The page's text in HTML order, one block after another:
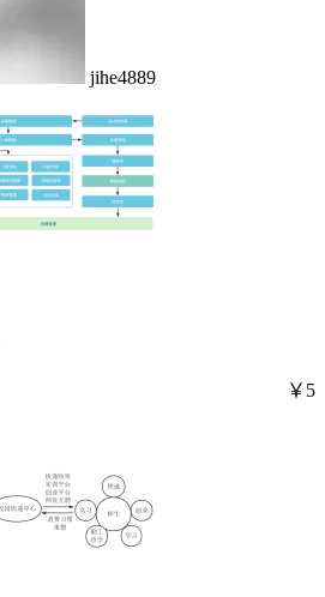
jihe4889
￥5